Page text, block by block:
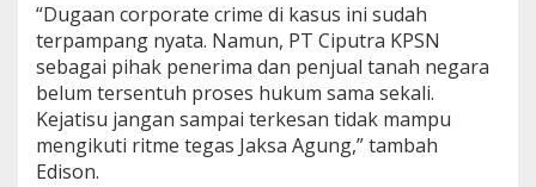
“Dugaan corporate crime di kasus ini sudah
terpampang nyata. Namun, PT Ciputra KPSN
sebagai pihak penerima dan penjual tanah negara
belum tersentuh proses hukum sama sekali.
Kejatisu jangan sampai terkesan tidak mampu
mengikuti ritme tegas Jaksa Agung,” tambah
Edison.